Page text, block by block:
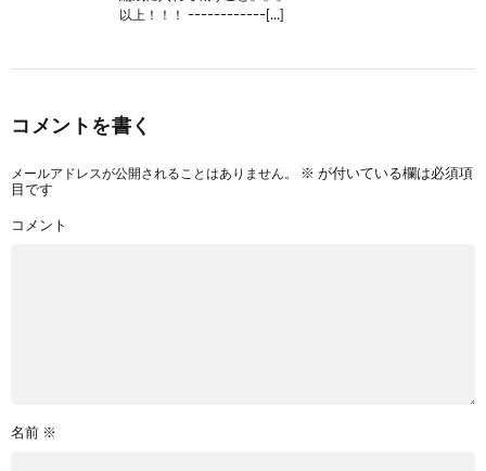
以上！！！ ｰｰｰｰｰｰｰｰｰｰｰｰ[…]
コメントを書く
メールアドレスが公開されることはありません。 ※ が付いている欄は必須項
目です
コメント
名前 ※